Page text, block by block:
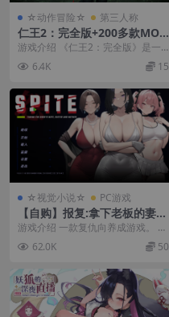
☆动作冒险☆ 第三人称
仁王2：完全版+200多款MO
D/Nioh 2 – The Complete E
游戏介绍 《仁王2：完全版》是一
款以恶贼嚣张跋扈、妖怪四处作乱
的战国时代为舞台展...
6.4K 15
☆视觉小说☆ PC游戏
【自购】报复:拿下老板的妻
子、姐妹和母亲1.6.8官中步兵
版【PC+安卓模拟器+亚洲漫画
风SLG/NTL/精品沙盒+画廊解
s's Wife, Sister and Mother
【1.1G】
游戏介绍 一款复仇向养成游戏。 被
冷酷无情的财阀发小背叛并羞辱
后，你将在他的宅邸...
62.0K 50